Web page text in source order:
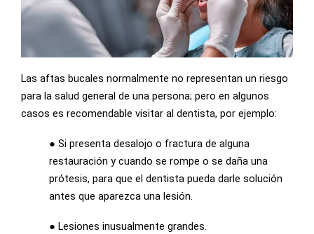
Las aftas bucales normalmente no representan un riesgo
para la salud general de una persona; pero en algunos
casos es recomendable visitar al dentista, por ejemplo:
● Si presenta desalojo o fractura de alguna
restauración y cuando se rompe o se daña una
prótesis, para que el dentista pueda darle solución
antes que aparezca una lesión.
● Lesiones inusualmente grandes.